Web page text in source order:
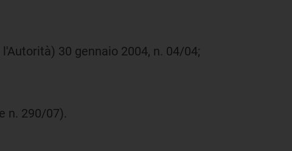
30 gennaio 2004, n. 04/04;
n. 290/07).